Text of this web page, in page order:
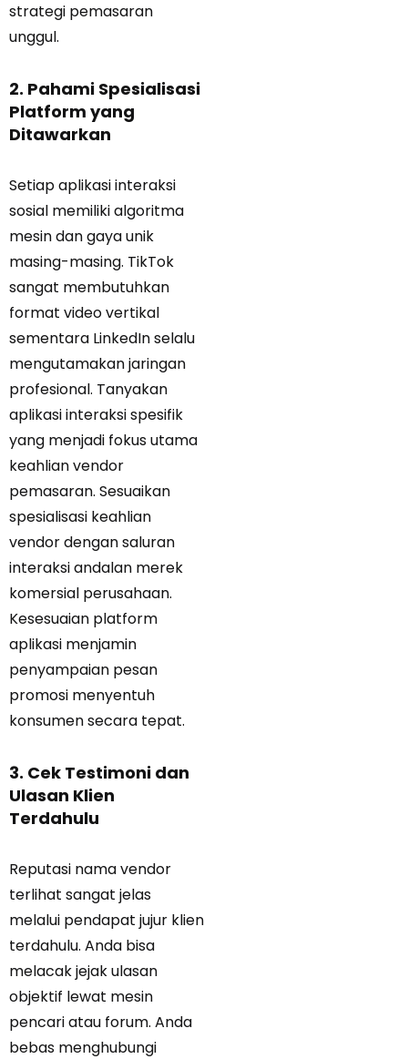
strategi pemasaran
unggul.
2. Pahami Spesialisasi
Platform yang
Ditawarkan
Setiap aplikasi interaksi
sosial memiliki algoritma
mesin dan gaya unik
masing-masing. TikTok
sangat membutuhkan
format video vertikal
sementara LinkedIn selalu
mengutamakan jaringan
profesional. Tanyakan
aplikasi interaksi spesifik
yang menjadi fokus utama
keahlian vendor
pemasaran. Sesuaikan
spesialisasi keahlian
vendor dengan saluran
interaksi andalan merek
komersial perusahaan.
Kesesuaian platform
aplikasi menjamin
penyampaian pesan
promosi menyentuh
konsumen secara tepat.
3. Cek Testimoni dan
Ulasan Klien
Terdahulu
Reputasi nama vendor
terlihat sangat jelas
melalui pendapat jujur klien
terdahulu. Anda bisa
melacak jejak ulasan
objektif lewat mesin
pencari atau forum. Anda
bebas menghubungi